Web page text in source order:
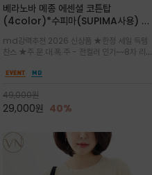
베라노바 메종 에센셜 코튼탑
(4color)*수피마(SUPIMA사용) 레
는 레터링 티셔츠
md강력추천 2026 신상품 ★한정 세일 득템
찬스 ★주.문.대.폭.주 - 전컬러 인기~~8차 리오
픽이나 컬러 조합을 통해 'Essential'한 무드를
좋은 컬러웨이와 디자인입니다^^
49,000원
29,000원 40%